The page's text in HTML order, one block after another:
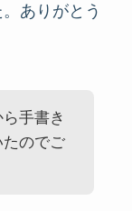
ありがとう
手書き
のでご